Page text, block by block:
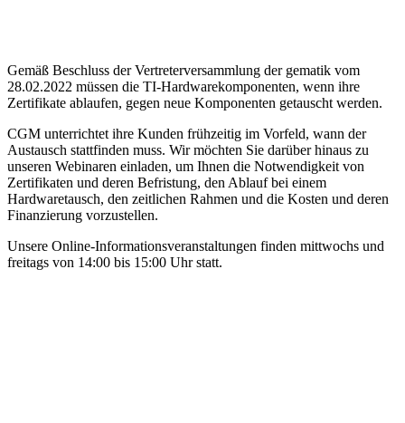
Gemäß Beschluss der Vertreterversammlung der gematik vom
28.02.2022 müssen die TI-Hardwarekomponenten, wenn ihre
Zertifikate ablaufen, gegen neue Komponenten getauscht werden.
CGM unterrichtet ihre Kunden frühzeitig im Vorfeld, wann der
Austausch stattfinden muss. Wir möchten Sie darüber hinaus zu
unseren Webinaren einladen, um Ihnen die Notwendigkeit von
Zertifikaten und deren Befristung, den Ablauf bei einem
Hardwaretausch, den zeitlichen Rahmen und die Kosten und deren
Finanzierung vorzustellen.
Unsere Online-Informationsveranstaltungen finden mittwochs und
freitags von 14:00 bis 15:00 Uhr statt.